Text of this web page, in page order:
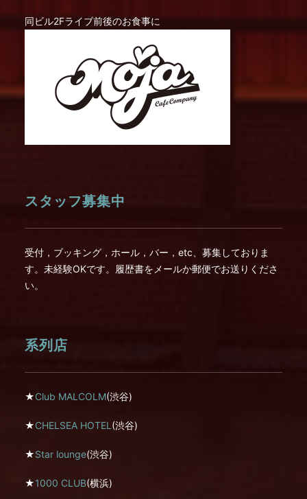
同ビル2Fライブ前後のお食事に
スタッフ募集中
受付，ブッキング，ホール，バー，etc、募集しておりま
す。未経験OKです。履歴書をメールか郵便でお送りくださ
い。
系列店
★Club MALCOLM(渋谷)
★CHELSEA HOTEL (渋谷)
★Star lounge(渋谷)
★1000 CLUB(横浜)